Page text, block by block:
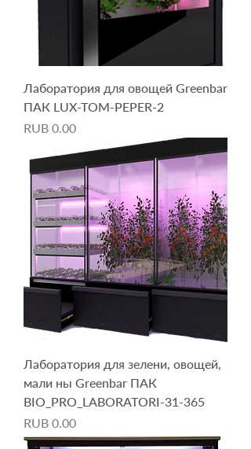
Лаборатория для овощей Greenbar
ПАК LUX-TOM-PEPER-2
Price
RUB 0.00
Лаборатория для зелени, овощей,
мали ны Greenbar ПАК
BIO_PRO_LABORATORI-31-365
Price
RUB 0.00